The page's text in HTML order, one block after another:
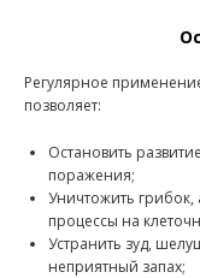
Регулярное
позволяет:
Остановить
поражения;
Уничтожить грибок,
процессы на
Устранить зуд,
неприятный запах;